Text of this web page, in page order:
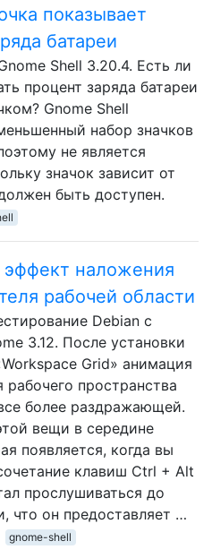
показывает
батареи
Shell 3.20.4. Есть ли
процент заряда батареи
Gnome Shell
набор значков
не является
значок зависит от
быть доступен.
наложения
рабочей области
Debian с
3.12. После установки
Grid» анимация
рабочего пространства
более раздражающей.
вещи в середине
появляется, когда вы
клавиш Ctrl + Alt
прослушиваться до
что он предоставляет …
gnome-shell